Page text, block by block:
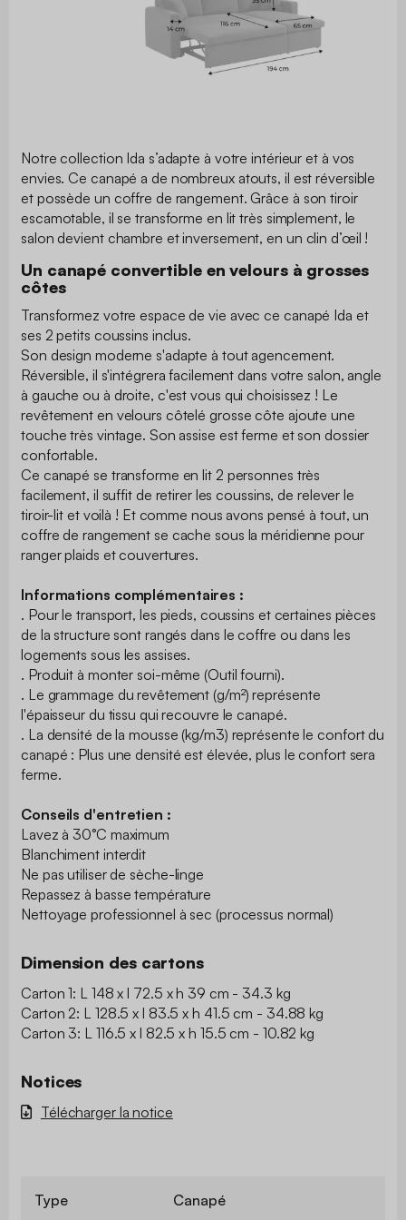
Notre collection Ida s’adapte à votre intérieur et à vos
envies. Ce canapé a de nombreux atouts, il est réversible
et possède un coffre de rangement. Grâce à son tiroir
escamotable, il se transforme en lit très simplement, le
salon devient chambre et inversement, en un clin d’œil !
Un canapé convertible en velours à grosses
côtes
Transformez votre espace de vie avec ce canapé Ida et
ses 2 petits coussins inclus.
Son design moderne s'adapte à tout agencement.
Réversible, il s'intégrera facilement dans votre salon, angle
à gauche ou à droite, c'est vous qui choisissez ! Le
revêtement en velours côtelé grosse côte ajoute une
touche très vintage. Son assise est ferme et son dossier
confortable.
Ce canapé se transforme en lit 2 personnes très
facilement, il suffit de retirer les coussins, de relever le
tiroir-lit et voilà ! Et comme nous avons pensé à tout, un
coffre de rangement se cache sous la méridienne pour
ranger plaids et couvertures.
Informations complémentaires :
. Pour le transport, les pieds, coussins et certaines pièces
de la structure sont rangés dans le coffre ou dans les
logements sous les assises.
. Produit à monter soi-même (Outil fourni).
. Le grammage du revêtement (g/m²) représente
l'épaisseur du tissu qui recouvre le canapé.
. La densité de la mousse (kg/m3) représente le confort du
canapé : Plus une densité est élevée, plus le confort sera
ferme.
Conseils d'entretien :
Lavez à 30°C maximum
Blanchiment interdit
Ne pas utiliser de sèche-linge
Repassez à basse température
Nettoyage professionnel à sec (processus normal)
Dimension des cartons
Carton 1: L 148 x l 72.5 x h 39 cm - 34.3 kg
Carton 2: L 128.5 x l 83.5 x h 41.5 cm - 34.88 kg
Carton 3: L 116.5 x l 82.5 x h 15.5 cm - 10.82 kg
Notices
Télécharger la notice
Type Canapé